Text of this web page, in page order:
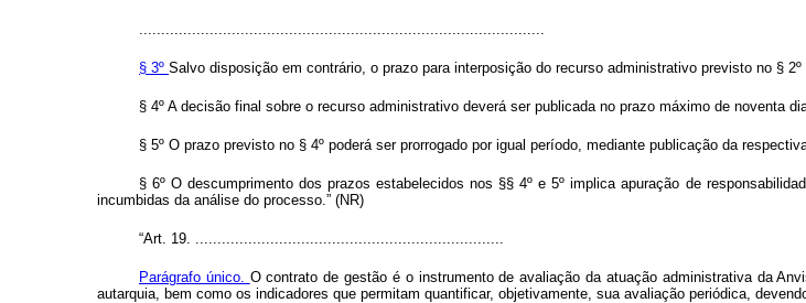
............................................................................................
§ 3º Salvo disposição em contrário, o prazo para interposição do recurso administrativo previsto no §
§ 4º A decisão final sobre o recurso administrativo deverá ser publicada no prazo máximo de noventa
§ 5º O prazo previsto no § 4º poderá ser prorrogado por igual período, mediante publicação da
§ 6º O descumprimento dos prazos estabelecidos nos §§ 4º e 5º implica apuração de
incumbidas da análise do processo.” (NR)
“Art. 19. ......................................................................
Parágrafo único. O contrato de gestão é o instrumento de avaliação da atuação administrativa da
autarquia, bem como os indicadores que permitam quantificar, objetivamente, sua avaliação periódica,